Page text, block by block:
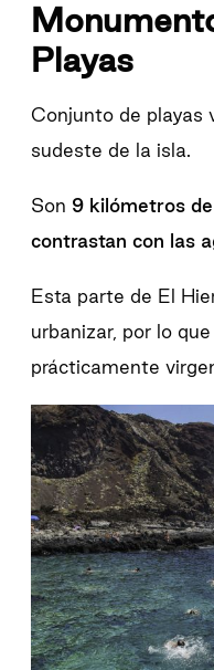
Playas
Conjunto de playas
sudeste de la isla.
Son 9 kilómetros
contrastan con las
Esta parte de El
urbanizar, por lo
prácticamente